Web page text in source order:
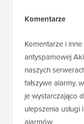
Komentarze
Komentarze i
antyspamowej
naszych
fałszywe alarmy,
je wystarczająco
ulepszenia usługi
alarmów.